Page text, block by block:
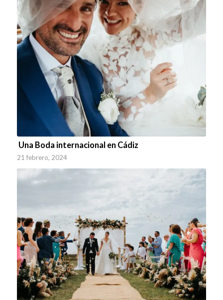
Una Boda internacional en Cádiz
21 febrero, 2024